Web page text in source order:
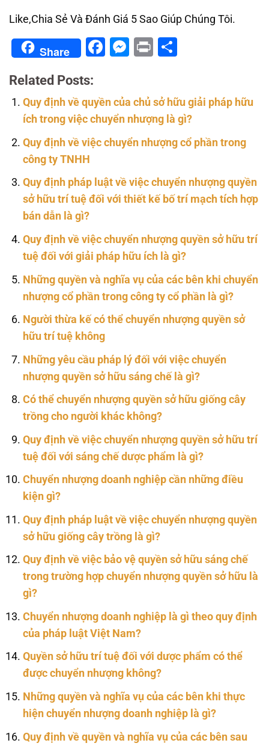
Like,Chia Sẻ Và Đánh Giá 5 Sao Giúp Chúng Tôi.
Share Facebook
Messenger
Print
Related Posts:
Quy định về quyền của chủ sở hữu giải pháp hữu
ích trong việc chuyển nhượng là gì?
Quy định về việc chuyển nhượng cổ phần trong
công ty TNHH
Quy định pháp luật về việc chuyển nhượng quyền
sở hữu trí tuệ đối với thiết kế bố trí mạch tích hợp
bán dẫn là gì?
Quy định về việc chuyển nhượng quyền sở hữu trí
tuệ đối với giải pháp hữu ích là gì?
Những quyền và nghĩa vụ của các bên khi chuyển
nhượng cổ phần trong công ty cổ phần là gì?
Người thừa kế có thể chuyển nhượng quyền sở
hữu trí tuệ không
Những yêu cầu pháp lý đối với việc chuyển
nhượng quyền sở hữu sáng chế là gì?
Có thể chuyển nhượng quyền sở hữu giống cây
trồng cho người khác không?
Quy định về việc chuyển nhượng quyền sở hữu trí
tuệ đối với sáng chế dược phẩm là gì?
Chuyển nhượng doanh nghiệp cần những điều
kiện gì?
Quy định pháp luật về việc chuyển nhượng quyền
sở hữu giống cây trồng là gì?
Quy định về việc bảo vệ quyền sở hữu sáng chế
trong trường hợp chuyển nhượng quyền sở hữu là
gì?
Chuyển nhượng doanh nghiệp là gì theo quy định
của pháp luật Việt Nam?
Quyền sở hữu trí tuệ đối với dược phẩm có thể
được chuyển nhượng không?
Những quyền và nghĩa vụ của các bên khi thực
hiện chuyển nhượng doanh nghiệp là gì?
Quy định về quyền và nghĩa vụ của các bên sau